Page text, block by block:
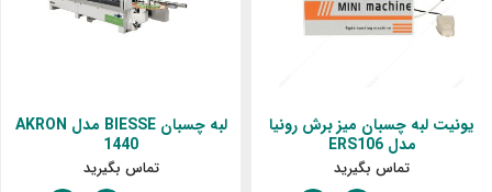
یونیت لبه چسبان میز برش رونیا
مدل ERS106
تماس بگیرید
لبه چسبان BIESSE مدل AKRON
1440
تماس بگیرید